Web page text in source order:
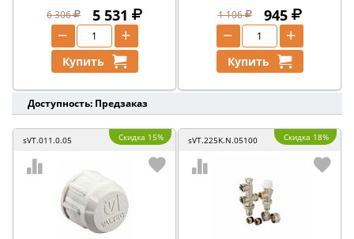
6 306 5 531
+
−
Купить
1 106 945
+
−
Купить
Доступность: Предзаказ
sVT.011.0.05 Скидка 15% sVT.225K.N.05100 Скидка 18%